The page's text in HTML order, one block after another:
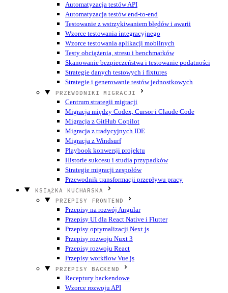
Automatyzacja testów API
Automatyzacja testów end-to-end
Testowanie z wstrzykiwaniem błędów i awarii
Wzorce testowania integracyjnego
Wzorce testowania aplikacji mobilnych
Testy obciążenia, stresu i benchmarków
Skanowanie bezpieczeństwa i testowanie podatności
Strategie danych testowych i fixtures
Strategie i generowanie testów jednostkowych
PRZEWODNIKI MIGRACJI
Centrum strategii migracji
Migracja między Codex, Cursor i Claude Code
Migracja z GitHub Copilot
Migracja z tradycyjnych IDE
Migracja z Windsurf
Playbook konwersji projektu
Historie sukcesu i studia przypadków
Strategie migracji zespołów
Przewodnik transformacji przepływu pracy
KSIĄŻKA KUCHARSKA
PRZEPISY FRONTEND
Przepisy na rozwój Angular
Przepisy UI dla React Native i Flutter
Przepisy optymalizacji Next.js
Przepisy rozwoju Nuxt 3
Przepisy rozwoju React
Przepisy workflow Vue.js
PRZEPISY BACKEND
Receptury backendowe
Wzorce rozwoju API